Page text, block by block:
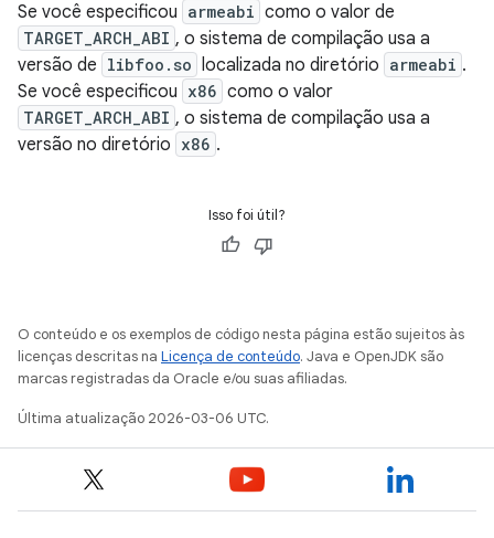
Se você especificou armeabi como o valor de
TARGET_ARCH_ABI , o sistema de compilação usa a
versão de libfoo.so localizada no diretório armeabi .
Se você especificou x86 como o valor
TARGET_ARCH_ABI , o sistema de compilação usa a
versão no diretório x86 .
Isso foi útil?
O conteúdo e os exemplos de código nesta página estão sujeitos às
licenças descritas na Licença de conteúdo. Java e OpenJDK são
marcas registradas da Oracle e/ou suas afiliadas.
Última atualização 2026-03-06 UTC.